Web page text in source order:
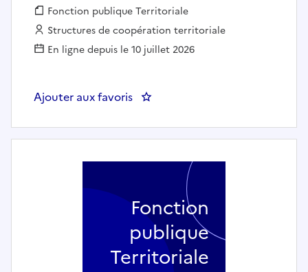
Fonction publique :
Fonction publique Territoriale
Employeur :
Structures de coopération territoriale
En ligne depuis le 10 juillet 2026
Ajouter aux favoris : UN CHARGÉ(E) D’ETUDES
Fonction
publique
Territoriale